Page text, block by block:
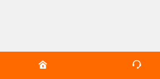
 